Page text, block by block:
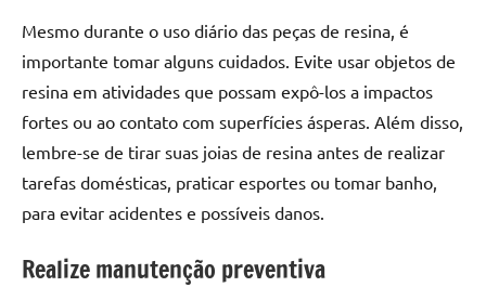
Mesmo durante o uso diário das peças de resina, é
importante tomar alguns cuidados. Evite usar objetos de
resina em atividades que possam expô-los a impactos
fortes ou ao contato com superfícies ásperas. Além disso,
lembre-se de tirar suas joias de resina antes de realizar
tarefas domésticas, praticar esportes ou tomar banho,
para evitar acidentes e possíveis danos.
Realize manutenção preventiva